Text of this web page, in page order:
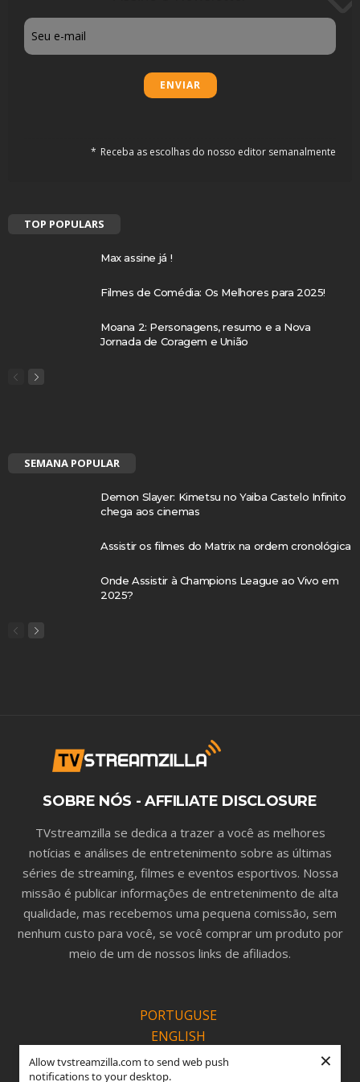
Allow tvstreamzilla.com to send web push
notifications to your desktop.
×
Email
Receba as escolhas do nosso editor semanalmente
TOP POPULARS
Max assine já !
Filmes de Comédia: Os Melhores para 2025!
Moana 2: Personagens, resumo e a Nova
Jornada de Coragem e União
SEMANA POPULAR
Demon Slayer: Kimetsu no Yaiba Castelo Infinito
chega aos cinemas
Assistir os filmes do Matrix na ordem cronológica
Onde Assistir à Champions League ao Vivo em
2025?
SOBRE NÓS - AFFILIATE DISCLOSURE
TVstreamzilla se dedica a trazer a você as melhores
notícias e análises de entretenimento sobre as últimas
séries de streaming, filmes e eventos esportivos. Nossa
missão é publicar informações de entretenimento de alta
qualidade, mas recebemos uma pequena comissão, sem
nenhum custo para você, se você comprar um produto por
meio de um de nossos links de afiliados.
PORTUGUSE
ENGLISH
ESPANOL